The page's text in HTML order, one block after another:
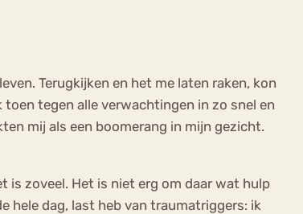
Terugkijken en het me laten raken, kon
tegen alle verwachtingen in zo snel en
mij als een boomerang in mijn gezicht.
is zoveel. Het is niet erg om daar wat hulp
hele dag, last heb van traumatriggers: ik